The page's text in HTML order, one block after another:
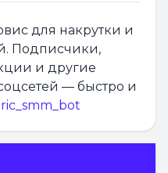
для накрутки и
Подписчики,
и другие
— быстро и